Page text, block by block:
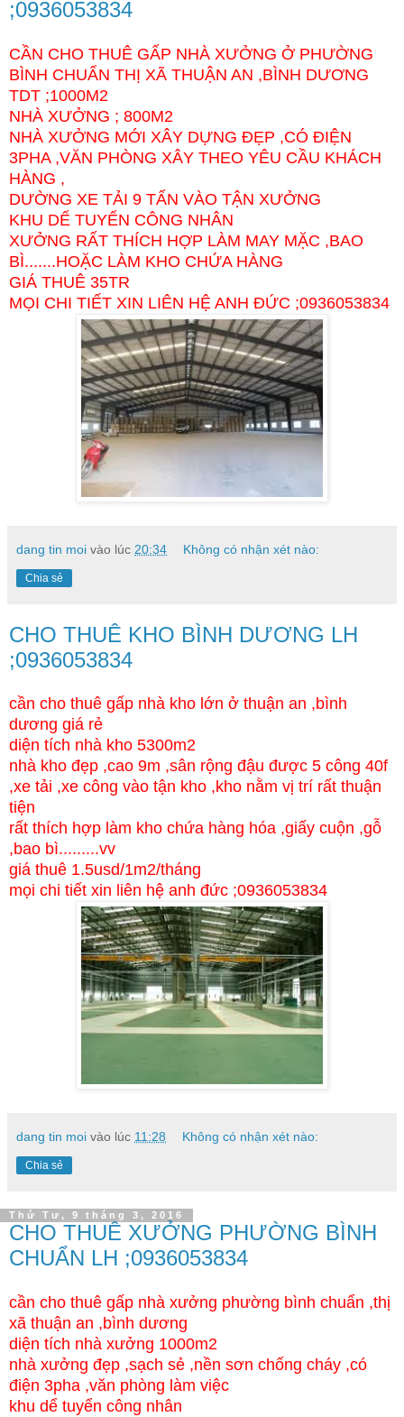
;0936053834
CẦN CHO THUÊ GẤP NHÀ XƯỞNG Ở PHƯỜNG
BÌNH CHUẨN THỊ XÃ THUẬN AN ,BÌNH DƯƠNG
TDT ;1000M2
NHÀ XƯỞNG ; 800M2
NHÀ XƯỞNG MỚI XÂY DỰNG ĐẸP ,CÓ ĐIỆN
3PHA ,VĂN PHÒNG XÂY THEO YÊU CẦU KHÁCH
HÀNG ,
DƯỜNG XE TẢI 9 TẤN VÀO TẬN XƯỞNG
KHU DỂ TUYỂN CÔNG NHÂN
XƯỞNG RẤT THÍCH HỢP LÀM MAY MẶC ,BAO
BÌ.......HOẶC LÀM KHO CHỨA HÀNG
GIÁ THUÊ 35TR
MỌI CHI TIẾT XIN LIÊN HỆ ANH ĐỨC ;0936053834
dang tin moi vào lúc 20:34 Không có nhận xét nào:
Chia sẻ
CHO THUÊ KHO BÌNH DƯƠNG LH
;0936053834
cần cho thuê gấp nhà kho lớn ở thuận an ,bình
dương giá rẻ
diện tích nhà kho 5300m2
nhà kho đẹp ,cao 9m ,sân rộng đậu được 5 công 40f
,xe tải ,xe công vào tận kho ,kho nằm vị trí rất thuận
tiện
rất thích hợp làm kho chứa hàng hóa ,giấy cuộn ,gỗ
,bao bì.........vv
giá thuê 1.5usd/1m2/tháng
mọi chi tiết xin liên hệ anh đức ;0936053834
dang tin moi vào lúc 11:28 Không có nhận xét nào:
Chia sẻ
Thứ Tư, 9 tháng 3, 2016
CHO THUÊ XƯỞNG PHƯỜNG BÌNH
CHUẨN LH ;0936053834
cần cho thuê gấp nhà xưởng phường bình chuẩn ,thị
xã thuận an ,bình dương
diện tích nhà xưởng 1000m2
nhà xưởng đẹp ,sạch sẻ ,nền sơn chống cháy ,có
điện 3pha ,văn phòng làm việc
khu dể tuyển công nhân